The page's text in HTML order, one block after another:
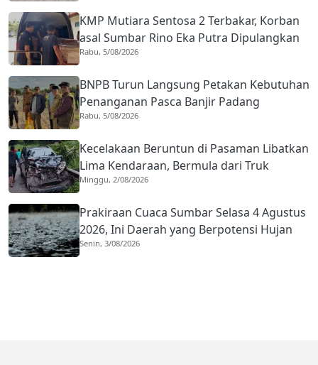
KMP Mutiara Sentosa 2 Terbakar, Korban
asal Sumbar Rino Eka Putra Dipulangkan
ke Agam
Rabu, 5/08/2026
BNPB Turun Langsung Petakan Kebutuhan
Penanganan Pasca Banjir Padang
Rabu, 5/08/2026
Kecelakaan Beruntun di Pasaman Libatkan
Lima Kendaraan, Bermula dari Truk
Diduga Rem Blong
Minggu, 2/08/2026
Prakiraan Cuaca Sumbar Selasa 4 Agustus
2026, Ini Daerah yang Berpotensi Hujan
Senin, 3/08/2026